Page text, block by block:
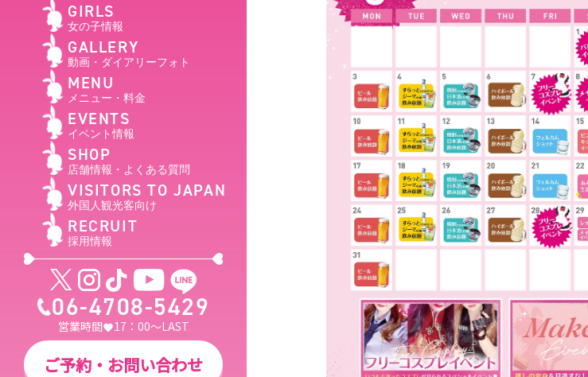
GIRLS
女の子情報
GALLERY
動画・ダイアリーフォト
MENU
メニュー・料金
EVENTS
イベント情報
SHOP
店舗情報・よくある質問
VISITORS TO JAPAN
外国人観光客向け
RECRUIT
採用情報
06-4708-5429
営業時間 17：00～LAST
ご予約・お問い合わせ